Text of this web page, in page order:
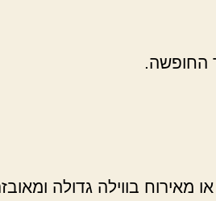
החופשה.
מאירוח בווילה גדולה